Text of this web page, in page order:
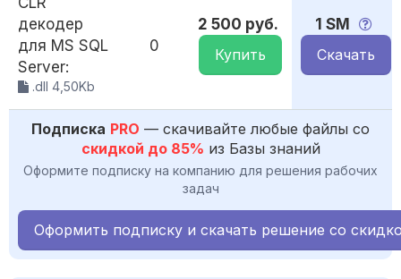
декодер
для MS SQL
Server:
.dll 4,50Kb
0
2 500 руб.
Купить
1 SM
Скачать
Подписка PRO — скачивайте любые файлы со
скидкой до 85% из Базы знаний
Оформите подписку на компанию для решения рабочих
задач
Оформить подписку и скачать решение со